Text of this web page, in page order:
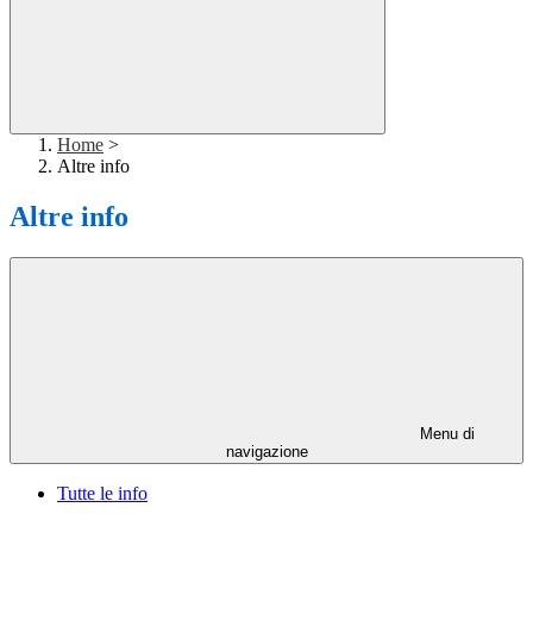
Home >
Altre info
Altre info
Menu di
navigazione
Tutte le info